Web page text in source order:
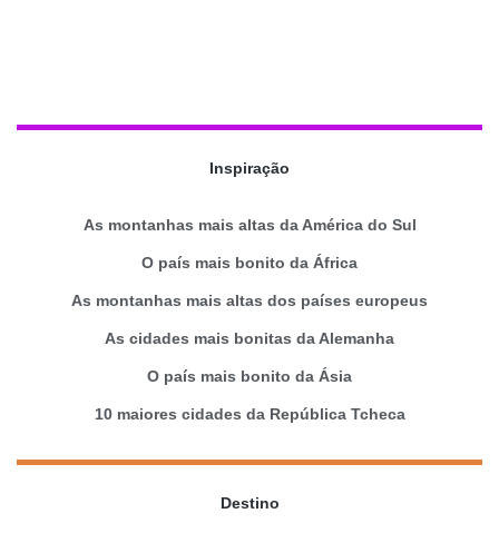
Inspiração
As montanhas mais altas da América do Sul
O país mais bonito da África
As montanhas mais altas dos países europeus
As cidades mais bonitas da Alemanha
O país mais bonito da Ásia
10 maiores cidades da República Tcheca
Destino